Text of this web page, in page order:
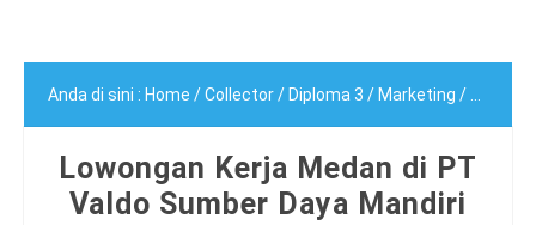
Anda di sini : Home /Collector/ Diploma 3 / Marketing /
Lowongan Kerja Medan di PT
Valdo Sumber Daya Mandiri